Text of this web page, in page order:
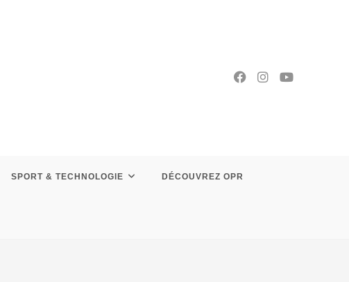
SPORT & TECHNOLOGIE DÉCOUVREZ OPR